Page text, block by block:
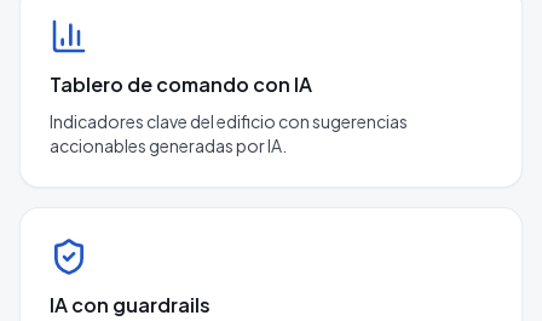
Tablero de comando con IA
Indicadores clave del edificio con sugerencias
accionables generadas por IA.
IA con guardrails